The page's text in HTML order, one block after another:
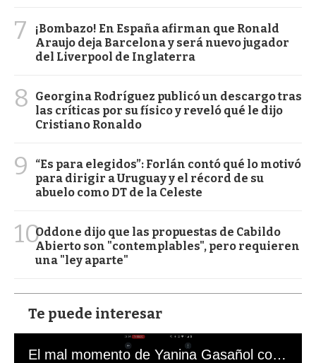
7
¡Bombazo! En España afirman que Ronald
Araujo deja Barcelona y será nuevo jugador
del Liverpool de Inglaterra
8
Georgina Rodríguez publicó un descargo tras
las críticas por su físico y reveló qué le dijo
Cristiano Ronaldo
9
“Es para elegidos”: Forlán contó qué lo motivó
para dirigir a Uruguay y el récord de su
abuelo como DT de la Celeste
10Oddone dijo que las propuestas de Cabildo
Abierto son "contemplables", pero requieren
una "ley aparte"
Te puede interesar
El mal momento de Yanina Gasañol con un hincha argentino en "Subrayado"